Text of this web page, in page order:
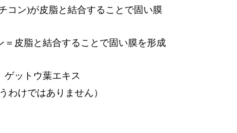
コン)が皮脂と結合することで固い膜
皮脂と結合することで固い膜を形成
ゲットウ葉エキス
わけではありません）